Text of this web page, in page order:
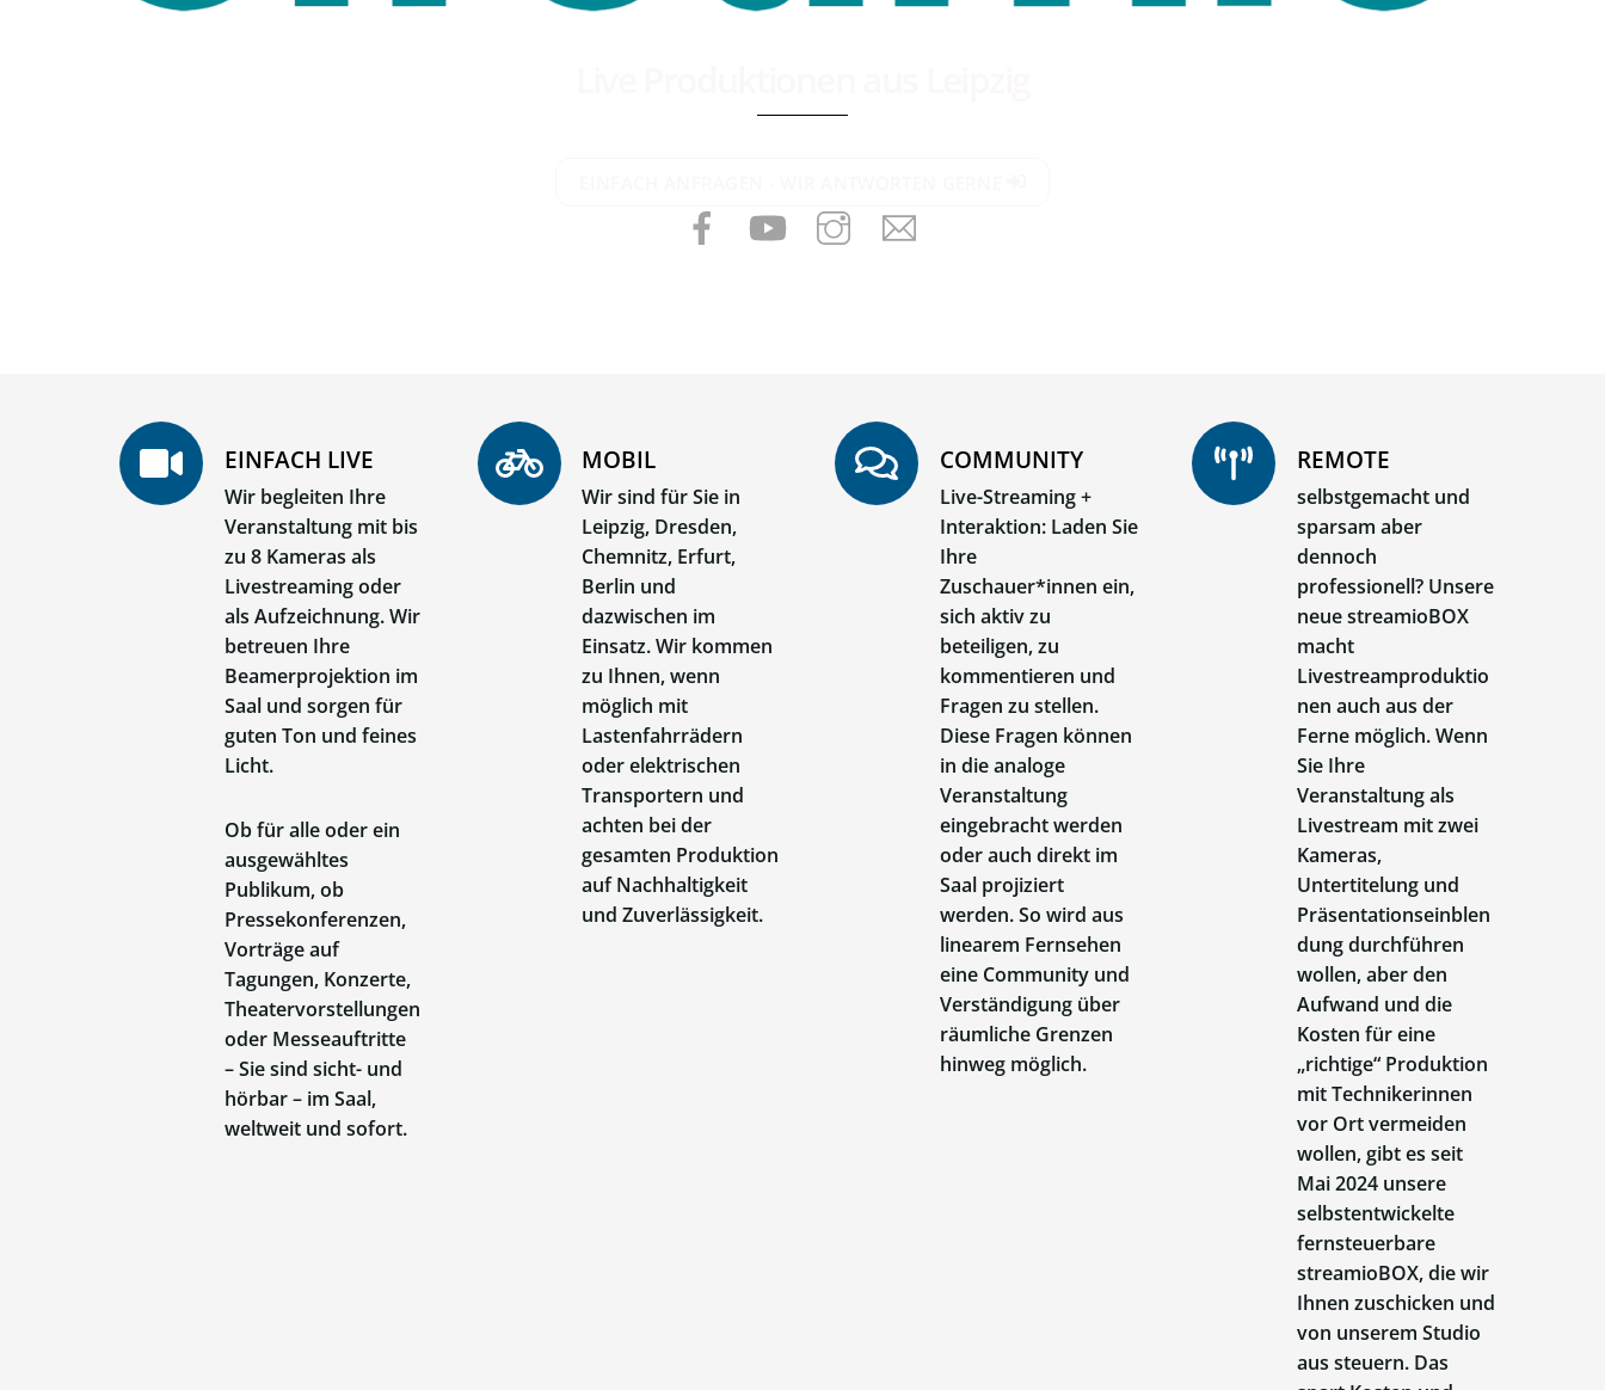
FacebookYouTube Instagram
EINFACH LIVE
Wir begleiten Ihre
Veranstaltung mit bis
zu 8 Kameras als
Livestreaming oder
als Aufzeichnung. Wir
betreuen Ihre
Beamerprojektion im
Saal und sorgen für
guten Ton und feines
Licht.
Ob für alle oder ein
ausgewähltes
Publikum, ob
Pressekonferenzen,
Vorträge auf
Tagungen, Konzerte,
Theatervorstellungen
oder Messeauftritte
– Sie sind sicht- und
hörbar – im Saal,
weltweit und sofort.
MOBIL
Wir sind für Sie in
Leipzig, Dresden,
Chemnitz, Erfurt,
Berlin und
dazwischen im
Einsatz. Wir kommen
zu Ihnen, wenn
möglich mit
Lastenfahrrädern
oder elektrischen
Transportern und
achten bei der
gesamten Produktion
auf Nachhaltigkeit
und Zuverlässigkeit.
COMMUNITY
Live-Streaming +
Interaktion: Laden Sie
Ihre
Zuschauer*innen ein,
sich aktiv zu
beteiligen, zu
kommentieren und
Fragen zu stellen.
Diese Fragen können
in die analoge
Veranstaltung
eingebracht werden
oder auch direkt im
Saal projiziert
werden. So wird aus
linearem Fernsehen
eine Community und
Verständigung über
räumliche Grenzen
hinweg möglich.
REMOTE
selbstgemacht und
sparsam aber
dennoch
professionell? Unsere
neue streamioBOX
macht
Livestreamproduktio
nen auch aus der
Ferne möglich. Wenn
Sie Ihre
Veranstaltung als
Livestream mit zwei
Kameras,
Untertitelung und
Präsentationseinblen
dung durchführen
wollen, aber den
Aufwand und die
Kosten für eine
„richtige“ Produktion
mit Technikerinnen
vor Ort vermeiden
wollen, gibt es seit
Mai 2024 unsere
selbstentwickelte
fernsteuerbare
streamioBOX, die wir
Ihnen zuschicken und
von unserem Studio
aus steuern. Das